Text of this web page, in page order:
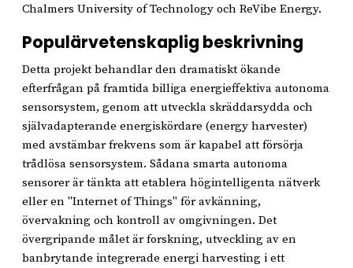
Chalmers University of Technology och ReVibe Energy.
Populärvetenskaplig beskrivning
Detta projekt behandlar den dramatiskt ökande
efterfrågan på framtida billiga energieffektiva autonoma
sensorsystem, genom att utveckla skräddarsydda och
självadapterande energiskördare (energy harvester)
med avstämbar frekvens som är kapabel att försörja
trådlösa sensorsystem. Sådana smarta autonoma
sensorer är tänkta att etablera högintelligenta nätverk
eller en "Internet of Things" för avkänning,
övervakning och kontroll av omgivningen. Det
övergripande målet är forskning, utveckling av en
banbrytande integrerade energi harvesting i ett